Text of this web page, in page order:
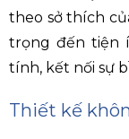
theo sở thích
trọng đến tiện
tính, kết nối sự
Thiết kế